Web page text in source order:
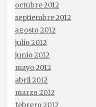
octubre 2012
septiembre 2012
agosto 2012
julio 2012
junio 2012
mayo 2012
abril 2012
marzo 2012
febrero 2012